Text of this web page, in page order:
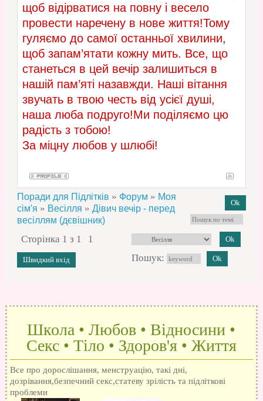
щоб відірватися на повну і весело
провести наречену в нове життя!Тому
гуляємо до самої останньої хвилини,
щоб запам’ятати кожну мить. Все, що
станеться в цей вечір залишиться в
нашій пам’яті назавжди. Наші вітання
звучать в твою честь від усієї душі,
наша люба подруго!Ми поділяємо цю
радість з тобою!
За міцну любов у шлюбі!
Поради для Підлітків » Форум » Моя
сім'я » Весілля » Дівич вечір - перед
весіллям (дєвішник)
Сторінка 1 з 1
1
Пошук:
Школа • Любов • Відносини •
Секс • Тіло • Здоров'я • Життя
Все про дорослішання, менструацію, такі дні,
дозрівання,безпечний секс,статеву зрілість та підліткові
проблеми